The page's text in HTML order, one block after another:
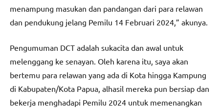
menampung masukan dan pandangan dari para relawan
dan pendukung jelang Pemilu 14 Februari 2024,” akunya.
Pengumuman DCT adalah sukacita dan awal untuk
melenggang ke senayan. Oleh karena itu, saya akan
bertemu para relawan yang ada di Kota hingga Kampung
di Kabupaten/Kota Papua, alhasil mereka pun bersiap dan
bekerja menghadapi Pemilu 2024 untuk memenangkan